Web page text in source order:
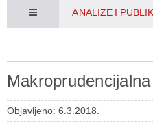
ANALIZE I
Objavljeno: 6.3.2018.